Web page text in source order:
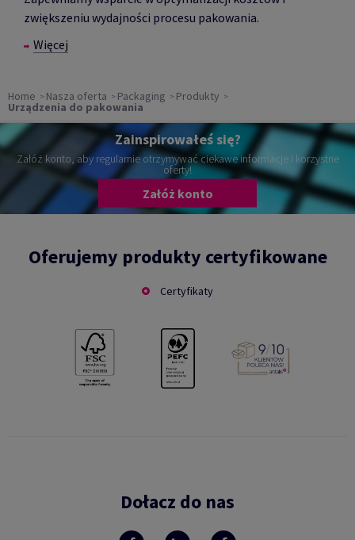
zwiększeniu wydajności procesu pakowania.
Więcej
Home Nasza oferta Packaging Produkty
Urządzenia do pakowania
Zainspirowałeś się?
Załóż konto, aby regularnie otrzymywać ciekawe informacje i korzystne
oferty!
Załóż konto
Oferujemy produkty certyfikowane
Certyfikaty
Dołacz do nas